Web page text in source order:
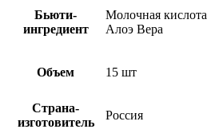
Бьюти-
ингредиент
Молочная кислота
Алоэ Вера
Объем 15 шт
Страна-
изготовитель
Россия